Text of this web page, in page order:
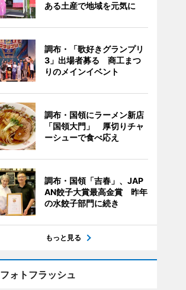
ある土産で地域を元気に
調布・「歌好きグランプリ
3」出場者募る 商工まつ
りのメインイベント
調布・国領にラーメン新店
「国領大門」 厚切りチャ
ーシューで食べ応え
調布・国領「吉春」、JAP
AN餃子大賞最高金賞 昨年
の水餃子部門に続き
もっと見る
フォトフラッシュ